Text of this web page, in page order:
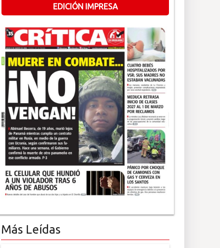
EDICIÓN IMPRESA
Más Leídas